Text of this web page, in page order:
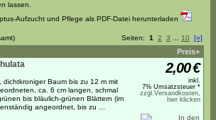
lassen.
Aufzucht und Pflege als PDF-Datei herunterladen
Seiten: 1 2 3 10 [»]
Preis+
dichtkroniger Baum bis zu 12 m mit
ca. 6 cm langen, schmal
bis bläulich-grünen Blättern (im
angeordnet, bis zu ...
2,00€
inkl.
7% Umsatzsteuer *
zzgl.Versandkosten,
hier klicken